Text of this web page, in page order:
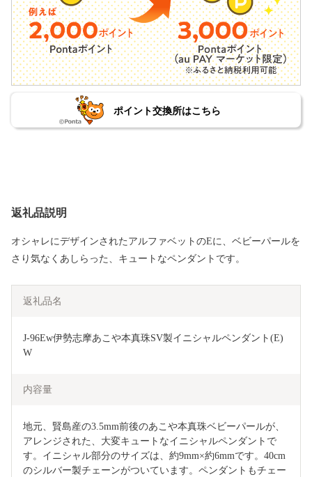
ポイント交換所はこちら
返礼品説明
オシャレにデザインされたアルファベットのEに、ベビーパールを
さり気なくあしらった、キュートなペンダントです。
返礼品名
J-96Ew伊勢志摩あこや本真珠SV製イニシャルペンダント(E)
W
内容量
地元、賢島産の3.5mm前後のあこや本真珠ベビーパールが、
アレンジされた、大変キュートなイニシャルペンダントで
す。イニシャル部分のサイズは、約9mm×約6mmです。40cm
のシルバー製チェーンがついています。ペンダントもチェー